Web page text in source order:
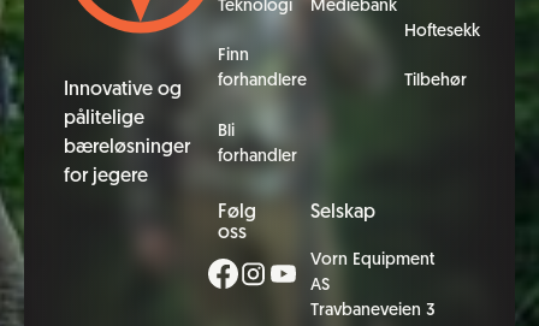
Innovative og
pålitelige
bæreløsninger
for jegere
Teknologi
Finn
forhandlere
Bli
forhandler
Mediebank
Hoftesekk
Tilbehør
Følg
oss
Selskap
Vorn Equipment
AS
Travbaneveien 3